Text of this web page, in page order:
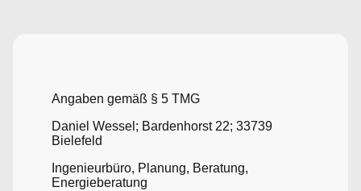
Angaben gemäß § 5 TMG
Daniel Wessel; Bardenhorst 22; 33739
Bielefeld
Ingenieurbüro, Planung, Beratung,
Energieberatung